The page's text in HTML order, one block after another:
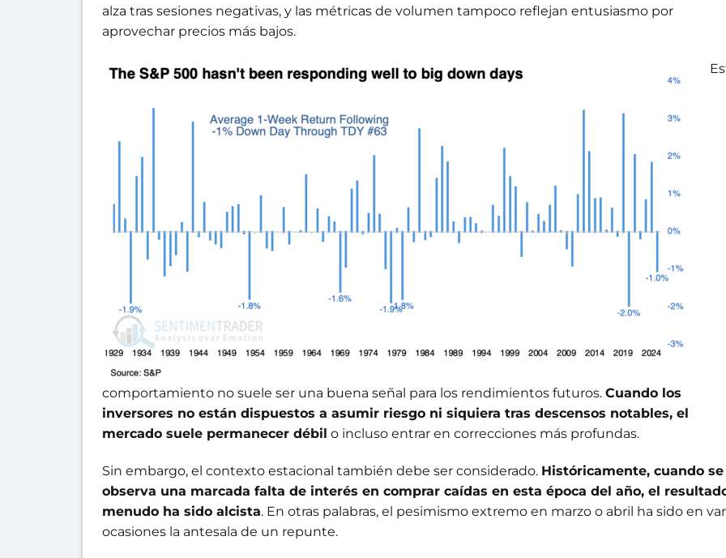
alza tras sesiones negativas, y las métricas de volumen tampoco reflejan entusiasmo por
aprovechar precios más bajos.
comportamiento no suele ser una buena señal para los rendimientos futuros. Cuando los
inversores no están dispuestos a asumir riesgo ni siquiera tras descensos notables, el
mercado suele permanecer débil o incluso entrar en correcciones más profundas.
Sin embargo, el contexto estacional también debe ser considerado. Históricamente, cuando se
observa una marcada falta de interés en comprar caídas en esta época del año, el
menudo ha sido alcista. En otras palabras, el pesimismo extremo en marzo o abril ha sido en
ocasiones la antesala de un repunte.